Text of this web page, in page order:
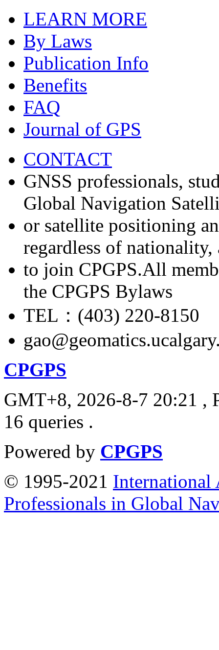
LEARN MORE
By Laws
Publication Info
Benefits
FAQ
Journal of GPS
CONTACT
GNSS professionals,
Global Navigation
or satellite positioning
regardless of nationality,
to join CPGPS.All
the CPGPS Bylaws
TEL：(403) 220-8150
CPGPS
GMT+8, 2026-8-7 20:21 ,
16 queries .
Powered by CPGPS
© 1995-2021 International
Professionals in Global